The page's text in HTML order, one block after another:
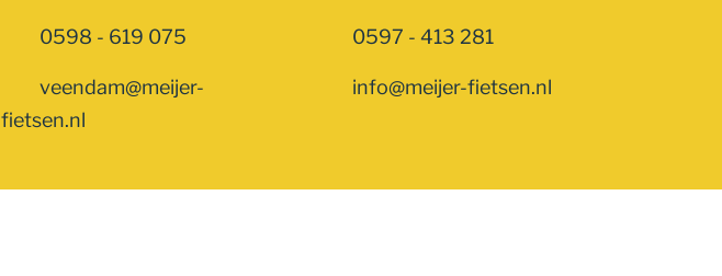
0598 - 619 075
veendam@meijer-
fietsen.nl
0597 - 413 281
info@meijer-fietsen.nl